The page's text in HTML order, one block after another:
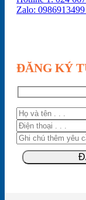
Zalo: 0986913499
ĐĂNG KÝ